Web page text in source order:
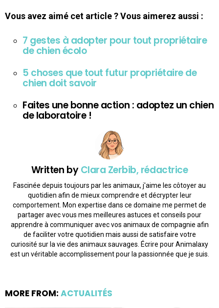
Vous avez aimé cet article ? Vous aimerez aussi :
7 gestes à adopter pour tout propriétaire
de chien écolo
5 choses que tout futur propriétaire de
chien doit savoir
Faites une bonne action : adoptez un chien
de laboratoire !
Written byClara Zerbib, rédactrice
Fascinée depuis toujours par les animaux, j'aime les côtoyer au
quotidien afin de mieux comprendre et décrypter leur
comportement. Mon expertise dans ce domaine me permet de
partager avec vous mes meilleures astuces et conseils pour
apprendre à communiquer avec vos animaux de compagnie afin
de faciliter votre quotidien mais aussi de satisfaire votre
curiosité sur la vie des animaux sauvages. Écrire pour Animalaxy
est un véritable accomplissement pour la passionnée que je suis.
MORE FROM: ACTUALITÉS